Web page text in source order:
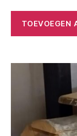
TOEVOEGEN